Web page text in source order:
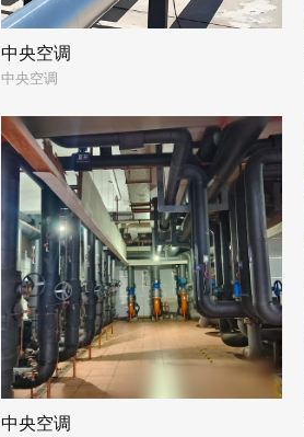
中央空调
中央空调
中央空调